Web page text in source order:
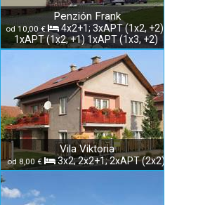
Penzión Frank
od 10,00 €
4x2+1; 3xAPT (1x2, +2);
1xAPT (1x2, +1) 1xAPT (1x3, +2)
Vila Viktoria
od 8,00 € 3x2; 2x2+1; 2xAPT (2x2)